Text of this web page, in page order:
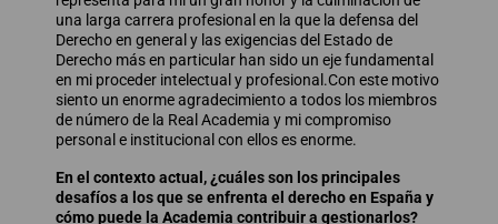
una larga carrera profesional en la que la defensa del
Derecho en general y las exigencias del Estado de
Derecho más en particular han sido un eje fundamental
en mi proceder intelectual y profesional.Con este motivo
siento un enorme agradecimiento a todos los miembros
de número de la Real Academia y mi compromiso
personal e institucional con ellos es enorme.
En el contexto actual, ¿cuáles son los principales
desafíos a los que se enfrenta el derecho en España y
cómo puede la Academia contribuir a gestionarlos?